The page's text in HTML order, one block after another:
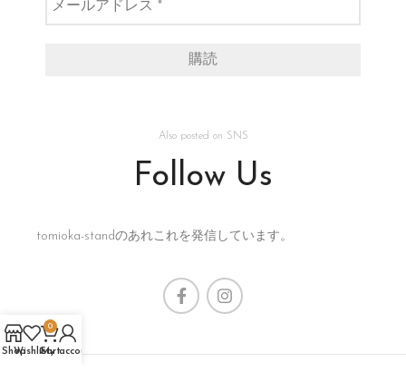
Also posted on SNS
Follow Us
tomioka-standのあれこれを発信しています。
ShopWishlist
0
Cart
My account